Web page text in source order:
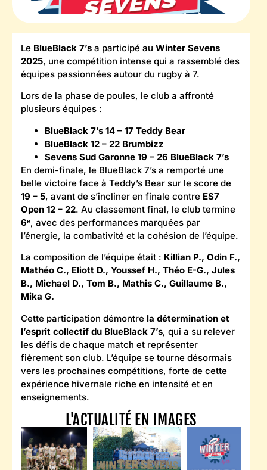
Le BlueBlack 7’s a participé au Winter Sevens
2025, une compétition intense qui a rassemblé des
équipes passionnées autour du rugby à 7.
Lors de la phase de poules, le club a affronté
plusieurs équipes :
BlueBlack 7’s 14 – 17 Teddy Bear
BlueBlack 12 – 22 Brumbizz
Sevens Sud Garonne 19 – 26 BlueBlack 7’s
En demi-finale, le BlueBlack 7’s a remporté une
belle victoire face à Teddy’s Bear sur le score de
19 – 5, avant de s’incliner en finale contre ES7
Open 12 – 22. Au classement final, le club termine
6ᵉ, avec des performances marquées par
l’énergie, la combativité et la cohésion de l’équipe.
La composition de l’équipe était : Killian P., Odin F.,
Mathéo C., Eliott D., Youssef H., Théo E-G., Jules
B., Michael D., Tom B., Mathis C., Guillaume B.,
Mika G.
Cette participation démontre la détermination et
l’esprit collectif du BlueBlack 7’s, qui a su relever
les défis de chaque match et représenter
fièrement son club. L’équipe se tourne désormais
vers les prochaines compétitions, forte de cette
expérience hivernale riche en intensité et en
enseignements.
L'ACTUALITÉ EN IMAGES